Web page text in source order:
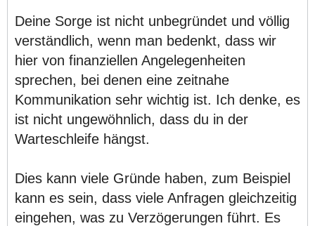
Deine Sorge ist nicht unbegründet und völlig
verständlich, wenn man bedenkt, dass wir
hier von finanziellen Angelegenheiten
sprechen, bei denen eine zeitnahe
Kommunikation sehr wichtig ist. Ich denke, es
ist nicht ungewöhnlich, dass du in der
Warteschleife hängst.
Dies kann viele Gründe haben, zum Beispiel
kann es sein, dass viele Anfragen gleichzeitig
eingehen, was zu Verzögerungen führt. Es